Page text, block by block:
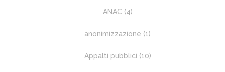
ANAC (4)
anonimizzazione (1)
Appalti pubblici (10)